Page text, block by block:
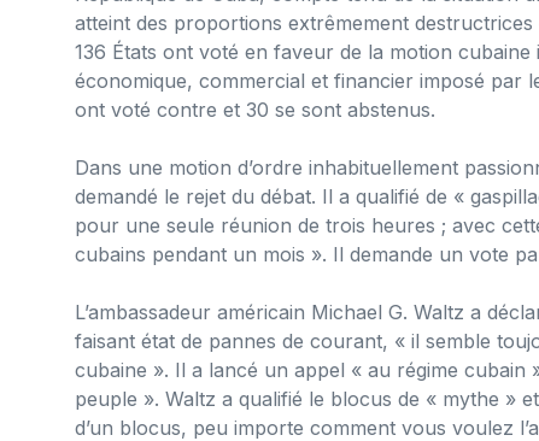
atteint des proportions extrêmement
136 États ont voté en faveur de la motion cubaine
économique, commercial et financier imposé par
ont voté contre et 30 se sont abstenus.
Dans une motion d’ordre inhabituellement
demandé le rejet du débat. Il a qualifié de «
pour une seule réunion de trois heures ; avec
cubains pendant un mois ». Il demande un vote
L’ambassadeur américain Michael G. Waltz a
faisant état de pannes de courant, « il semble
cubaine ». Il a lancé un appel « au régime
peuple ». Waltz a qualifié le blocus de « mythe »
d’un blocus, peu importe comment vous voulez